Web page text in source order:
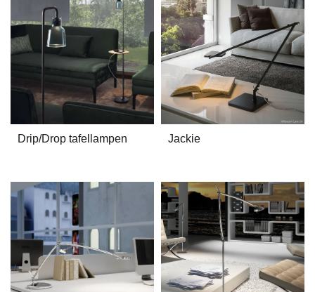
Drip/Drop tafellampen Jackie